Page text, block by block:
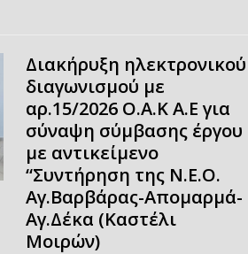
Διακήρυξη ηλεκτρονικού
διαγωνισμού με
αρ.15/2026 Ο.Α.Κ Α.Ε για
σύναψη σύμβασης έργου
με αντικείμενο
“Συντήρηση της Ν.Ε.Ο.
Αγ.Βαρβάρας-Απομαρμά-
Αγ.Δέκα (Καστέλι
Μοιρών)